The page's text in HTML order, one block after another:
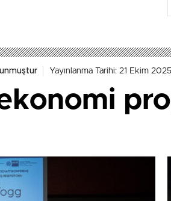
Yayınlanma Tarihi: 21 Ekim 2025